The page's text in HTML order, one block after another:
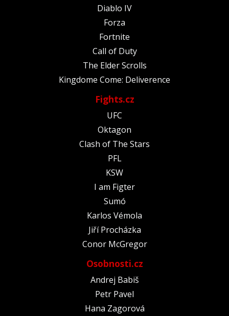
Diablo IV
Forza
Fortnite
Call of Duty
The Elder Scrolls
Kingdome Come: Deliverence
Fights.cz
UFC
Oktagon
Clash of The Stars
PFL
KSW
I am Figter
Sumó
Karlos Vémola
Jiří Procházka
Conor McGregor
Osobnosti.cz
Andrej Babiš
Petr Pavel
Hana Zagorová